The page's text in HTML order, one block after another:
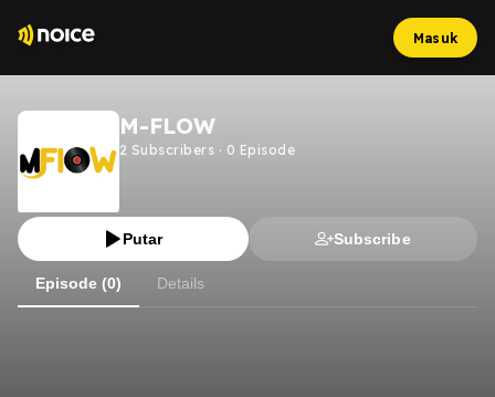
Masuk
M-FLOW
2 Subscribers · 0 Episode
Putar Subscribe
Episode (0) Details